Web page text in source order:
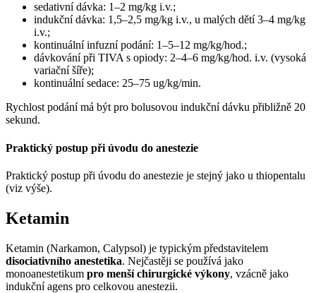
sedativní dávka: 1–2 mg/kg i.v.;
indukční dávka: 1,5–2,5 mg/kg i.v., u malých dětí 3–4 mg/kg
i.v.;
kontinuální infuzní podání: 1–5–12 mg/kg/hod.;
dávkování při TIVA s opiody: 2–4–6 mg/kg/hod. i.v. (vysoká
variační šíře);
kontinuální sedace: 25–75 ug/kg/min.
Rychlost podání má být pro bolusovou indukční dávku přibližně 20
sekund.
Praktický postup při úvodu do anestezie
Praktický postup při úvodu do anestezie je stejný jako u thiopentalu
(viz výše).
Ketamin
Ketamin (Narkamon, Calypsol) je typickým představitelem
disociativního anestetika. Nejčastěji se používá jako
monoanestetikum pro menší chirurgické výkony, vzácně jako
indukční agens pro celkovou anestezii.